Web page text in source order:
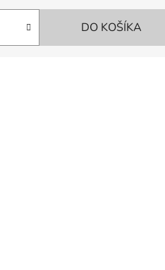
DO KOŠÍKA